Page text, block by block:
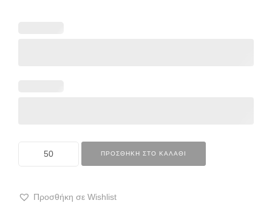
ΠΡΟΣΘΉΚΗ ΣΤΟ ΚΑΛΆΘΙ
Προσθήκη σε Wishlist